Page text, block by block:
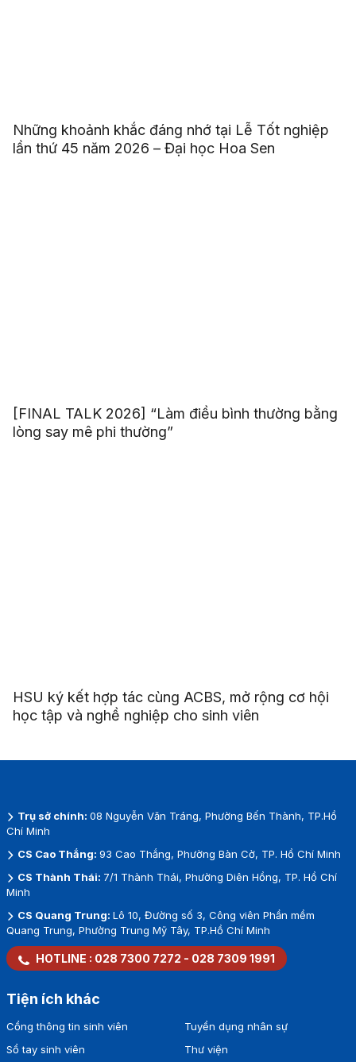
Những khoảnh khắc đáng nhớ tại Lễ Tốt nghiệp
lần thứ 45 năm 2026 – Đại học Hoa Sen
[FINAL TALK 2026] “Làm điều bình thường bằng
lòng say mê phi thường”
HSU ký kết hợp tác cùng ACBS, mở rộng cơ hội
học tập và nghề nghiệp cho sinh viên
Trụ sở chính: 08 Nguyễn Văn Tráng, Phường Bến Thành, TP.Hồ
Chí Minh
CS Cao Thắng: 93 Cao Thắng, Phường Bàn Cờ, TP. Hồ Chí Minh
CS Thành Thái: 7/1 Thành Thái, Phường Diên Hồng, TP. Hồ Chí
Minh
CS Quang Trung: Lô 10, Đường số 3, Công viên Phần mềm
Quang Trung, Phường Trung Mỹ Tây, TP.Hồ Chí Minh
HOTLINE : 028 7300 7272 - 028 7309 1991
Tiện ích khác
Cổng thông tin sinh viên
Sổ tay sinh viên
Tuyển dụng nhân sự
Thư viện